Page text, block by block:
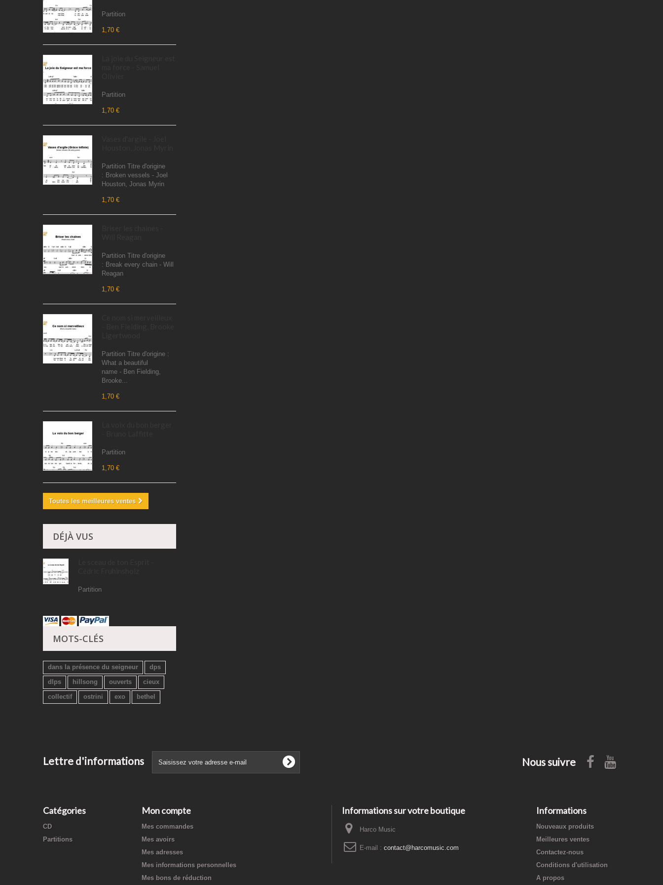
Partition
1,70 €
Partition
1,70 €
Partition Titre d'origine
: Broken vessels - Joel
Houston, Jonas Myrin
1,70 €
Partition Titre d'origine
: Break every chain - Will
Reagan
1,70 €
Partition Titre d'origine :
What a beautiful
name - Ben Fielding,
Brooke...
1,70 €
Partition
1,70 €
Toutes les meilleures ventes
DÉJÀ VUS
Partition
MOTS-CLÉS
dans la présence du seigneur
dps
dlps
hillsong ouverts
cieux
collectif
ostrini exo bethel
Lettre d'informations Nous suivre
Catégories
CD
Partitions
Mon compte
Mes commandes
Mes avoirs
Mes adresses
Mes informations personnelles
Mes bons de réduction
Informations sur votre boutique
Harco Music
E-mail : contact@harcomusic.com
Informations
Nouveaux produits
Meilleures ventes
Contactez-nous
Conditions d'utilisation
A propos